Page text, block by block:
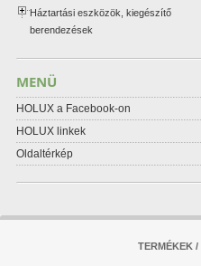
Háztartási eszközök, kiegészítő
berendezések
MENÜ
HOLUX a Facebook-on
HOLUX linkek
Oldaltérkép
TERMÉKEK